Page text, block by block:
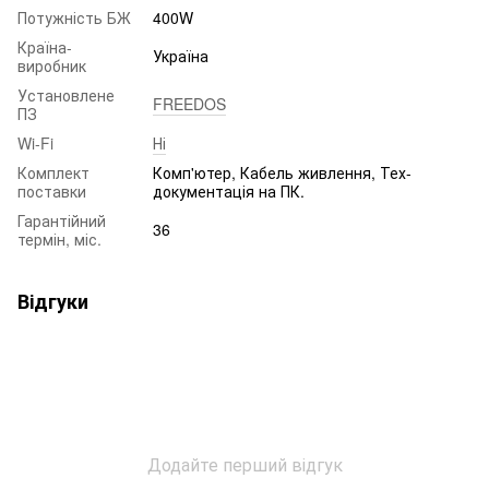
Потужність БЖ
400W
Країна-
виробник
Україна
Установлене
ПЗ
FREEDOS
Wi-Fi
Ні
Комплект
поставки
Комп'ютер, Кабель живлення, Тех-
документація на ПК.
Гарантійний
термін, міс.
36
Відгуки
Додайте перший відгук